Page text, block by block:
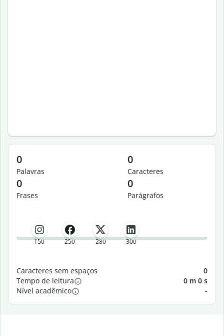
0
Palavras
0
Caracteres
0
Frases
0
Parágrafos
Caracteres sem espaços
0
Tempo de leitura
0 m 0 s
Nível acadêmico
-
150 250 280 300